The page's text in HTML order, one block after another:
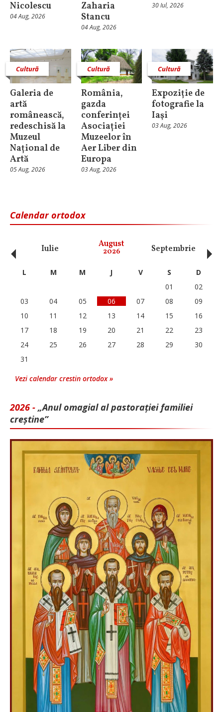
Nicolescu
04 Aug, 2026
Zaharia
Stancu
04 Aug, 2026
30 Iul, 2026
Cultură
Galeria de
artă
românească,
redeschisă la
Muzeul
Național de
Artă
05 Aug, 2026
Cultură
România,
gazda
conferinței
Asociației
Muzeelor în
Aer Liber din
Europa
03 Aug, 2026
Cultură
Expoziție de
fotografie la
Iaşi
03 Aug, 2026
Calendar ortodox
Iulie August
2026 Septembrie
‹ L M M J V S
D
01
02
03
04 05 06 07 08
09
10
11 12 13 14 15
16
17
18 19 20 21 22
23
24
25 26 27 28 29
30
31
Vezi calendar crestin ortodox »
2026 - „Anul omagial al pastorației familiei
creștine”